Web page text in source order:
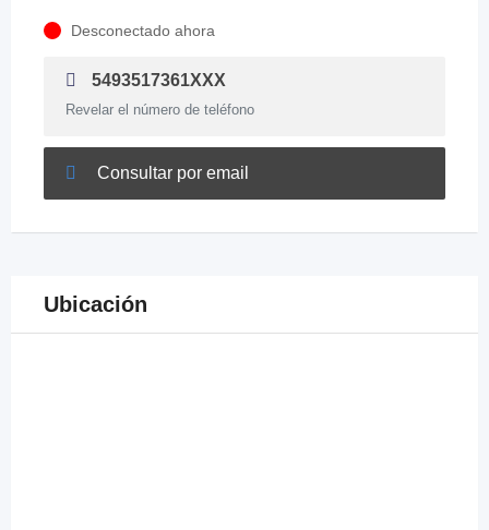
Desconectado ahora
5493517361XXX
Revelar el número de teléfono
Consultar por email
Ubicación